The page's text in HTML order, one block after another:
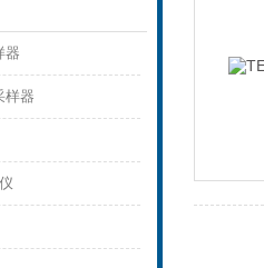
器
样器